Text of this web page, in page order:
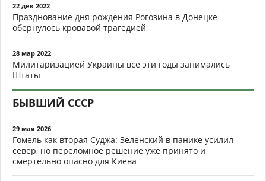
22 дек 2022
Празднование дня рождения Рогозина в Донецке
обернулось кровавой трагедией
28 мар 2022
Милитаризацией Украины все эти годы занимались
Штаты
БЫВШИЙ СССР
29 мая 2026
Гомель как вторая Суджа: Зеленский в панике усилил
север, но переломное решение уже принято и
смертельно опасно для Киева